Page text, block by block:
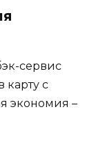
сервис
карту с
экономия –